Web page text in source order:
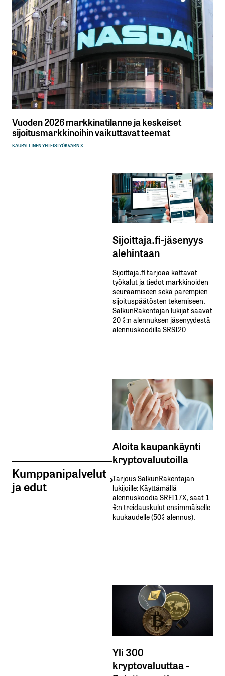
Wahlroosin ollessa UPM:n HPJ 16 vuoden ajan,
yrityksen liikevaihto ja arvo eivät kasvaneet
lainkaan. Samaan aikaan UPM käytti noin 10x
enemmän osinkoihin kuin kehittämiseen.
Wahlroos on täysin väärä, jopa haitallinen henkilö
kommentoimaan Suomen taloutta, koska hän ei
ymmärrä, että kasvua ei tule ellei siihen panosteta.
Pena
Vastaa
Juuri näin! Ja Ruotsi on hyötynyt siitä, että se ei
mennyt Euroon. Ja sillä on huomattavasti
monipuolisempi viennin rakenne kuin
Suomessa. Ja talouskasvua tukevaa yksityistä
Täsmälleen. Wahlroos on opportunisti, joka on
lähtenyt Suomesta. Ei jaksaisi törmätä
jatkuvasti hänen mutuiluun.
maksavat 1,2€ pitkällä aikavälillä. Tai OECD:n
tutkimuksesta siitä kuinka suuret tuloerot
hidastavat valtion talouskasvua.
Tämä neropatti kertoi paperin lakon tuottaneen
UPM:lle 200 miljoonaan säästön muttei kertonut
aiheuttaneensa kahden miljardin tappion osakkeen
omistajille pörssikurssin laskun myötä.
Suomessa talouspolitikasta puuttuu näkemys, joka
johtaa plus-miinus-nolla päätöksiin: muutetaan
mikroskooppisesti yhtä asiaa ja kompensoidaan
sen verovaikutus toisaalla, jolloin mikään ei muutu.
aiheuttanut Suomen surkean tilanteen, pitäen
verotuksen järkyttävän korkealla.
Vuoden 2026 markkinatilanne ja keskeiset
sijoitusmarkkinoihin vaikuttavat teemat
KAUPALLINEN YHTEISTYÖKVARN X
Kumppanipalvelut
ja edut
Sijoittaja.fi-jäsenyys
alehintaan
Sijoittaja.fi tarjoaa kattavat
työkalut ja tiedot markkinoiden
seuraamiseen sekä parempien
sijoituspäätösten tekemiseen.
SalkunRakentajan lukijat saavat
20 %:n alennuksen jäsenyydestä
alennuskoodilla SRSI20
Aloita kaupankäynti
kryptovaluutoilla
Tarjous SalkunRakentajan
lukijoille: Käyttämällä​ ​
alennuskoodia​ ​SRFI17X,​ ​saat​ ​1
%:n treidauskulut​ ​ensimmäiselle​ ​
kuukaudelle​ ​(50%​ ​alennus).
Yli 300
kryptovaluuttaa -